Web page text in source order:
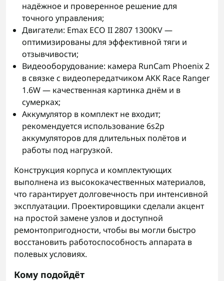
надёжное и проверенное решение для
точного управления;
Двигатели: Emax ECO II 2807 1300KV —
оптимизированы для эффективной тяги и
отзывчивости;
Видеооборудование: камера RunCam Phoenix 2
в связке с видеопередатчиком AKK Race Ranger
1.6W — качественная картинка днём и в
сумерках;
Аккумулятор в комплект не входит;
рекомендуется использование 6s2p
аккумуляторов для длительных полётов и
работы под нагрузкой.
Конструкция корпуса и комплектующих
выполнена из высококачественных материалов,
что гарантирует долговечность при интенсивной
эксплуатации. Проектировщики сделали акцент
на простой замене узлов и доступной
ремонтопригодности, чтобы вы могли быстро
восстановить работоспособность аппарата в
полевых условиях.
Кому подойдёт